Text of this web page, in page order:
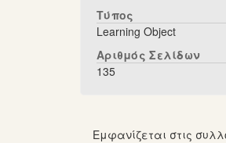
Τύπος
Learning Object
Αριθμός Σελίδων
135
Εμφανίζεται στις